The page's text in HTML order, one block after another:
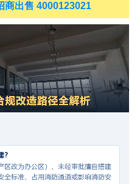
商出售 4000123021